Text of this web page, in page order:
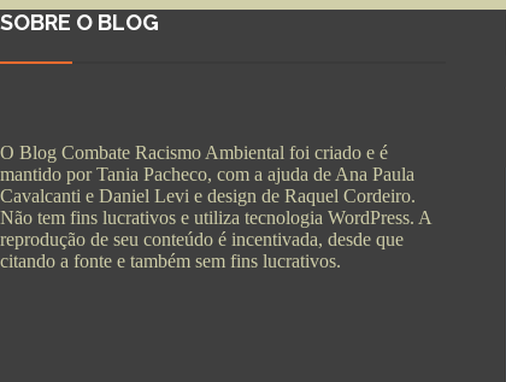
SOBRE O BLOG
O Blog Combate Racismo Ambiental foi criado e é
mantido por Tania Pacheco, com a ajuda de Ana Paula
Cavalcanti e Daniel Levi e design de Raquel Cordeiro.
Não tem fins lucrativos e utiliza tecnologia WordPress. A
reprodução de seu conteúdo é incentivada, desde que
citando a fonte e também sem fins lucrativos.